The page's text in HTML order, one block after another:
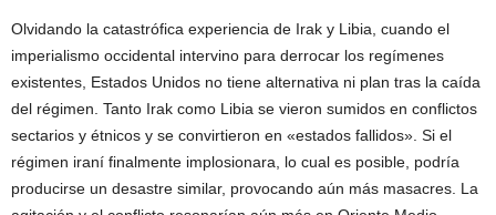
Olvidando la catastrófica experiencia de Irak y Libia, cuando el
imperialismo occidental intervino para derrocar los regímenes
existentes, Estados Unidos no tiene alternativa ni plan tras la caída
del régimen. Tanto Irak como Libia se vieron sumidos en conflictos
sectarios y étnicos y se convirtieron en «estados fallidos». Si el
régimen iraní finalmente implosionara, lo cual es posible, podría
producirse un desastre similar, provocando aún más masacres. La